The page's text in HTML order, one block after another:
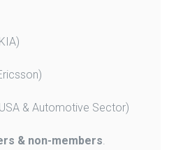
& Automotive Sector)
& non-members.